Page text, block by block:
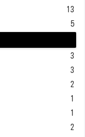
13
5
3
3
2
1
1
2